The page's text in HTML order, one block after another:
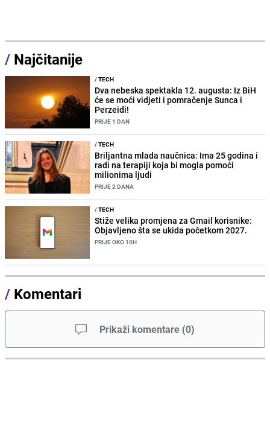
/ Najčitanije
/TECH
Dva nebeska spektakla 12. augusta: Iz BiH
će se moći vidjeti i pomračenje Sunca i
Perzeidi!
PRIJE 1 DAN
/TECH
Briljantna mlada naučnica: Ima 25 godina i
radi na terapiji koja bi mogla pomoći
milionima ljudi
PRIJE 2 DANA
/TECH
Stiže velika promjena za Gmail korisnike:
Objavljeno šta se ukida početkom 2027.
PRIJE OKO 10H
/ Komentari
Prikaži komentare (0)